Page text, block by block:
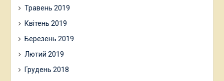
Травень 2019
Квітень 2019
Березень 2019
Лютий 2019
Грудень 2018